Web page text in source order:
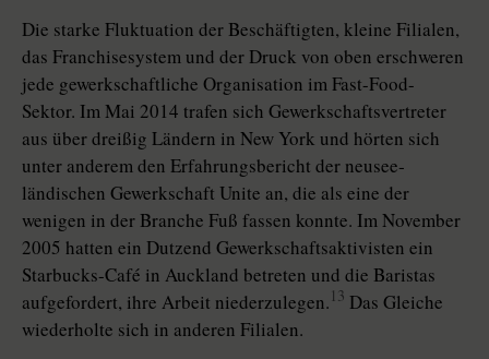
Die starke Fluktuation der Beschäftigten, kleine Filialen,
das Franchisesystem und der Druck von oben erschweren
jede gewerkschaftliche ­Organisation im Fast-Food-
Sektor. Im Mai 2014 trafen sich Gewerkschaftsvertreter
aus über dreißig Ländern in New York und hörten sich
unter anderem den Erfahrungsbericht der neusee­
ländischen Gewerkschaft Unite an, die als eine der
wenigen in der Branche Fuß fassen konnte. Im November
2005 hatten ein Dutzend Gewerkschaftsak­tivis­ten ein
Starbucks-Café in Auckland betreten und die Baristas
aufgefordert, ihre Arbeit niederzulegen. 13 Das Gleiche
wiederholte sich in anderen Filialen.